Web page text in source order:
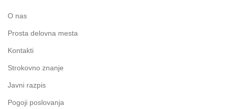
O nas
Prosta delovna mesta
Kontakti
Strokovno znanje
Javni razpis
Pogoji poslovanja